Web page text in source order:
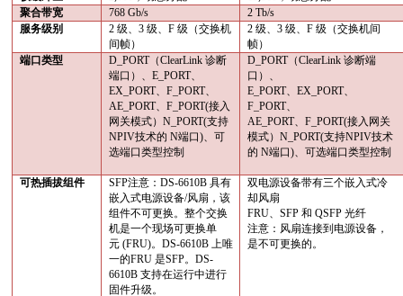
聚合带宽
768 Gb/s
2 Tb/s
服务级别
2 级、 3 级、 F 级（交换机
间帧）
2 级、 3 级、 F 级（交换机间
帧）
端口类型
D_PORT（ClearLink 诊断
端口）、 E_PORT、
EX_PORT、 F_PORT、
AE_PORT、 F_PORT(接入
网关模式）N_PORT(支持
NPIV技术的 N端口)、 可
选端口类型控制
D_PORT（ClearLink 诊断端
口）、
E_PORT、 EX_PORT、
F_PORT、
AE_PORT、 F_PORT(接入网关
模式）N_PORT(支持NPIV技术
的 N端口)、 可选端口类型控制
可热插拔组件 SFP注意： DS-6610B 具有
嵌入式电源设备/风扇，该
组件不可更换。整个交换
机是一个现场可更换单
元(FRU)。 DS-6610B 上唯
一的FRU 是SFP。 DS-
6610B 支持在运行中进行
固件升级。
双电源设备带有三个嵌入式冷
却风扇
FRU、 SFP 和 QSFP 光纤
注意：风扇连接到电源设备，
是不可更换的。